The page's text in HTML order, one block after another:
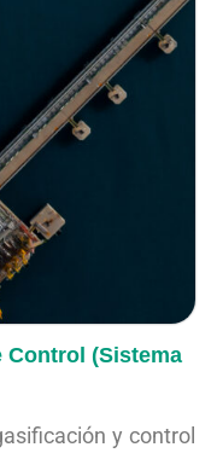
Control (Sistema
y control